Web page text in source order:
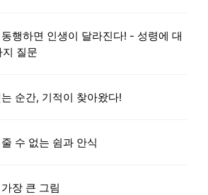
행하면 인생이 달라진다! - 성령에 대
질문
순간, 기적이 찾아왔다!
수 없는 쉼과 안식
장 큰 그림